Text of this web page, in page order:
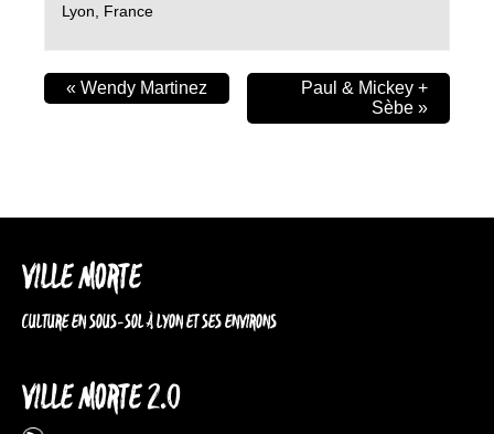
Lyon
France
« Wendy Martinez
Paul & Mickey +
Sèbe »
VILLE MORTE
CULTURE EN SOUS-SOL À LYON ET SES ENVIRONS
VILLE MORTE 2.0